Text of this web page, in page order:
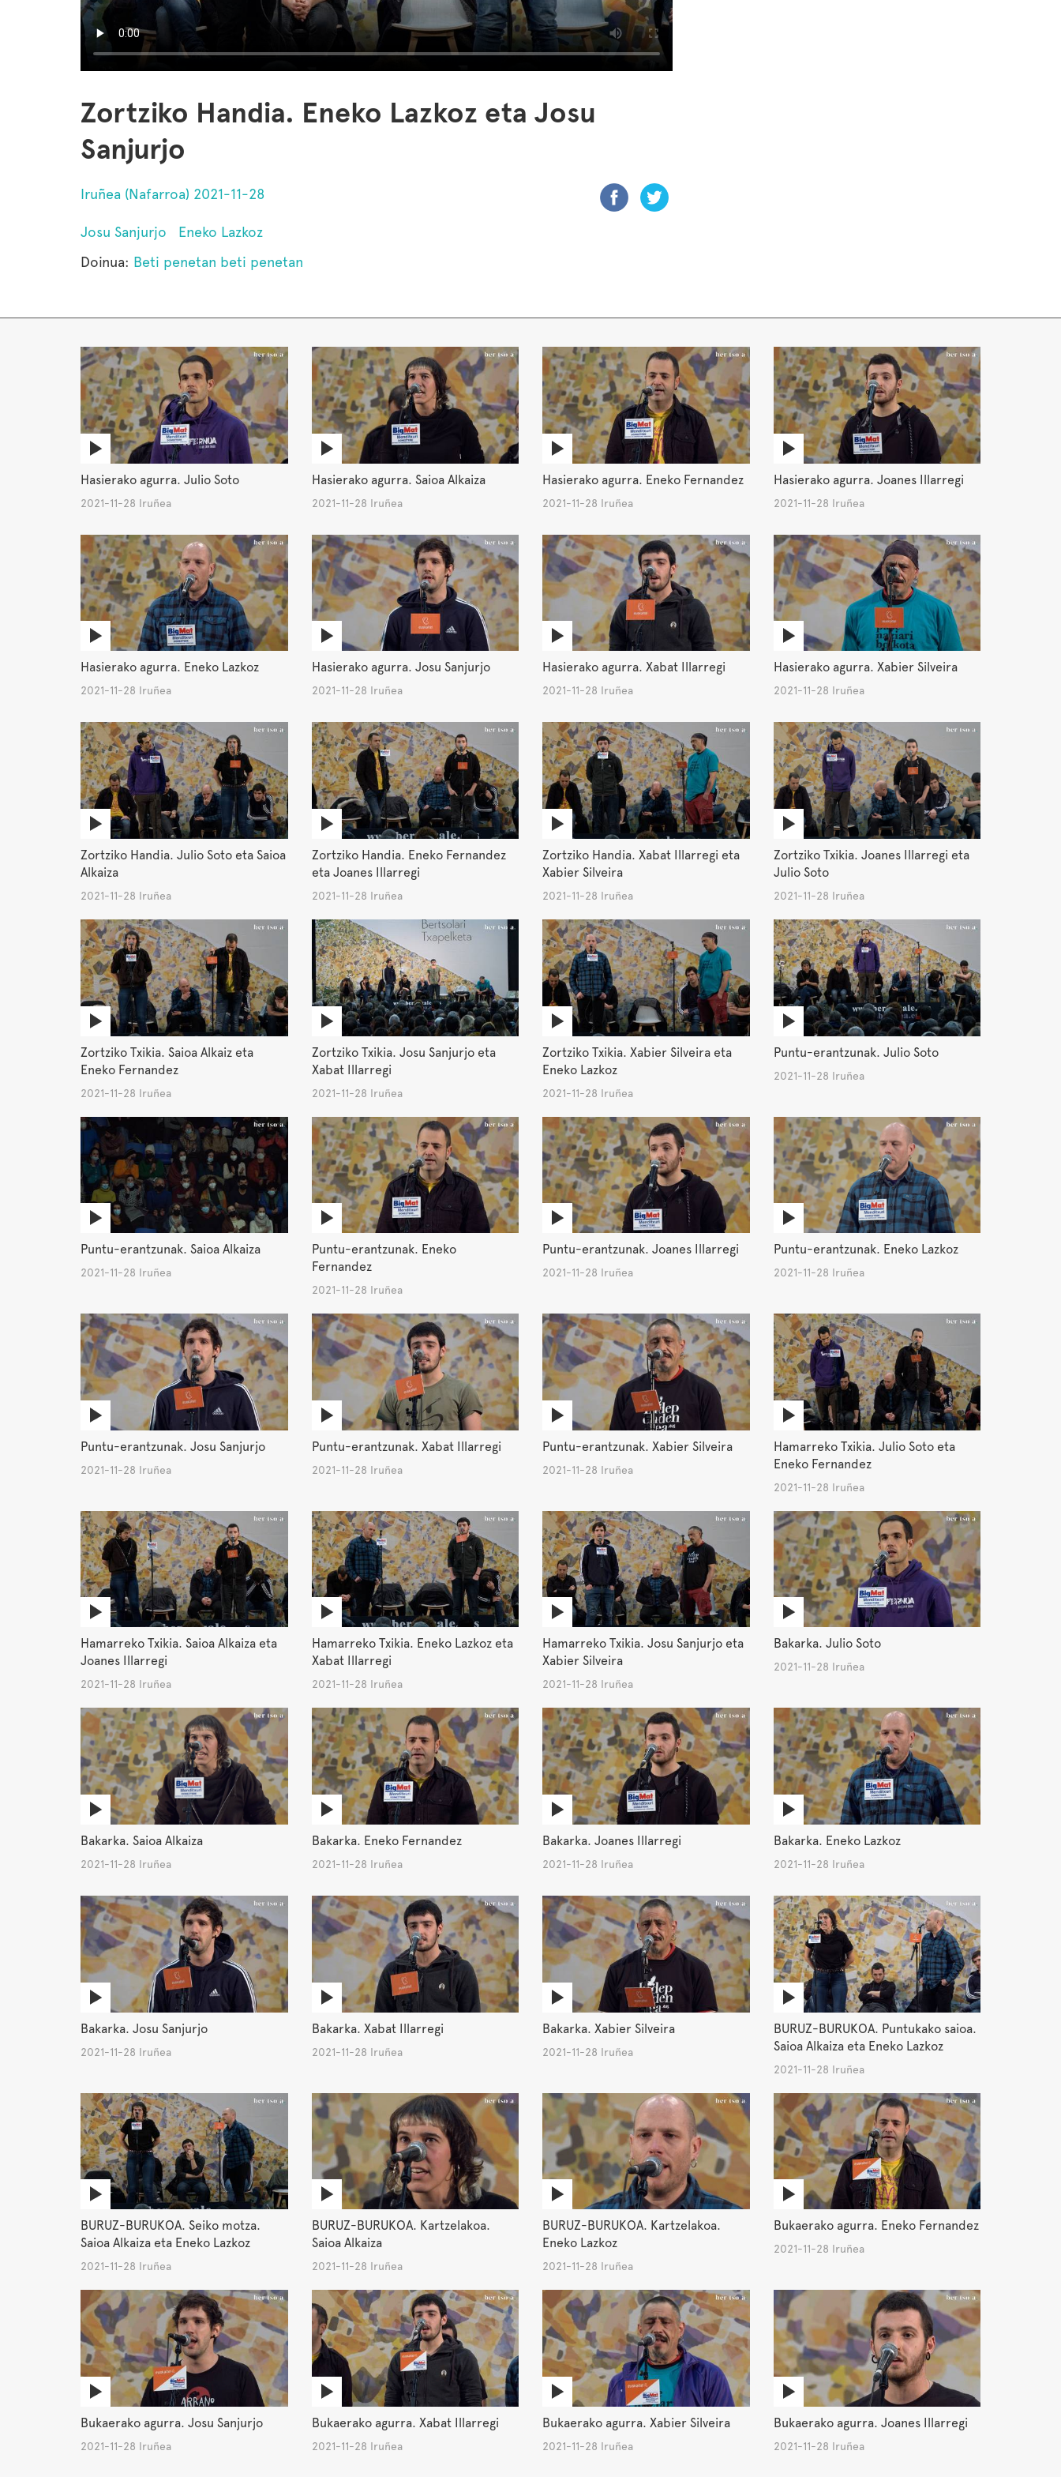
Zortziko Handia. Eneko Lazkoz eta Josu
Sanjurjo
Iruñea (Nafarroa) 2021-11-28
Josu Sanjurjo
Eneko Lazkoz
Doinua: Beti penetan beti penetan
Hasierako agurra. Julio Soto
2021-11-28 Iruñea
Hasierako agurra. Saioa Alkaiza
2021-11-28 Iruñea
Hasierako agurra. Eneko Fernandez
2021-11-28 Iruñea
Hasierako agurra. Joanes Illarregi
2021-11-28 Iruñea
Hasierako agurra. Eneko Lazkoz
2021-11-28 Iruñea
Hasierako agurra. Josu Sanjurjo
2021-11-28 Iruñea
Hasierako agurra. Xabat Illarregi
2021-11-28 Iruñea
Hasierako agurra. Xabier Silveira
2021-11-28 Iruñea
Zortziko Handia. Julio Soto eta Saioa
Alkaiza
2021-11-28 Iruñea
Zortziko Handia. Eneko Fernandez
eta Joanes Illarregi
2021-11-28 Iruñea
Zortziko Handia. Xabat Illarregi eta
Xabier Silveira
2021-11-28 Iruñea
Zortziko Txikia. Joanes Illarregi eta
Julio Soto
2021-11-28 Iruñea
Zortziko Txikia. Saioa Alkaiz eta
Eneko Fernandez
2021-11-28 Iruñea
Zortziko Txikia. Josu Sanjurjo eta
Xabat Illarregi
2021-11-28 Iruñea
Zortziko Txikia. Xabier Silveira eta
Eneko Lazkoz
2021-11-28 Iruñea
Puntu-erantzunak. Julio Soto
2021-11-28 Iruñea
Puntu-erantzunak. Saioa Alkaiza
2021-11-28 Iruñea
Puntu-erantzunak. Eneko
Fernandez
2021-11-28 Iruñea
Puntu-erantzunak. Joanes Illarregi
2021-11-28 Iruñea
Puntu-erantzunak. Eneko Lazkoz
2021-11-28 Iruñea
Puntu-erantzunak. Josu Sanjurjo
2021-11-28 Iruñea
Puntu-erantzunak. Xabat Illarregi
2021-11-28 Iruñea
Puntu-erantzunak. Xabier Silveira
2021-11-28 Iruñea
Hamarreko Txikia. Julio Soto eta
Eneko Fernandez
2021-11-28 Iruñea
Hamarreko Txikia. Saioa Alkaiza eta
Joanes Illarregi
2021-11-28 Iruñea
Hamarreko Txikia. Eneko Lazkoz eta
Xabat Illarregi
2021-11-28 Iruñea
Hamarreko Txikia. Josu Sanjurjo eta
Xabier Silveira
2021-11-28 Iruñea
Bakarka. Julio Soto
2021-11-28 Iruñea
Bakarka. Saioa Alkaiza
2021-11-28 Iruñea
Bakarka. Eneko Fernandez
2021-11-28 Iruñea
Bakarka. Joanes Illarregi
2021-11-28 Iruñea
Bakarka. Eneko Lazkoz
2021-11-28 Iruñea
Bakarka. Josu Sanjurjo
2021-11-28 Iruñea
Bakarka. Xabat Illarregi
2021-11-28 Iruñea
Bakarka. Xabier Silveira
2021-11-28 Iruñea
BURUZ-BURUKOA. Puntukako saioa.
Saioa Alkaiza eta Eneko Lazkoz
2021-11-28 Iruñea
BURUZ-BURUKOA. Seiko motza.
Saioa Alkaiza eta Eneko Lazkoz
2021-11-28 Iruñea
BURUZ-BURUKOA. Kartzelakoa.
Saioa Alkaiza
2021-11-28 Iruñea
BURUZ-BURUKOA. Kartzelakoa.
Eneko Lazkoz
2021-11-28 Iruñea
Bukaerako agurra. Eneko Fernandez
2021-11-28 Iruñea
Bukaerako agurra. Josu Sanjurjo
2021-11-28 Iruñea
Bukaerako agurra. Xabat Illarregi
2021-11-28 Iruñea
Bukaerako agurra. Xabier Silveira
2021-11-28 Iruñea
Bukaerako agurra. Joanes Illarregi
2021-11-28 Iruñea